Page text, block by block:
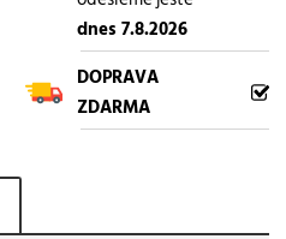
dnes 7.8.2026
DOPRAVA
ZDARMA